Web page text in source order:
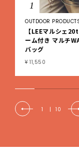
1
OUTDOOR
【LEEマルシェ
ーム付き マルチ
バッグ
¥ 11,550
1 | 10